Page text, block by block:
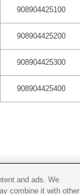
908904425100
908904425200
908904425300
908904425400
and ads. We
combine it with other